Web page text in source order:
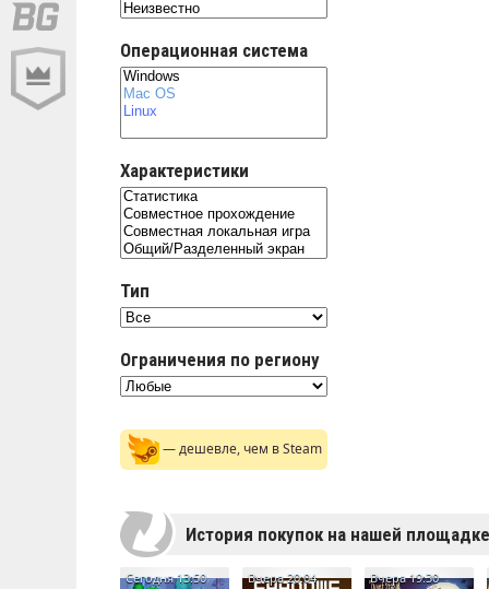
Операционная система
Характеристики
Тип
Ограничения по региону
— дешевле, чем в Steam
История покупок на нашей площадке
Сегодня 13:50 Вчера 20:04 Вчера 19:30